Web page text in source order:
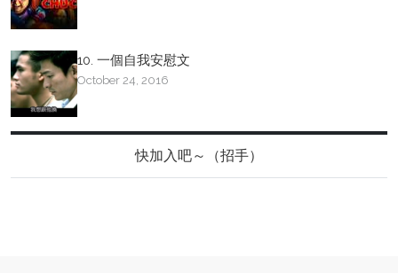
10. 一個自我安慰文
October 24, 2016
快加入吧～（招手）